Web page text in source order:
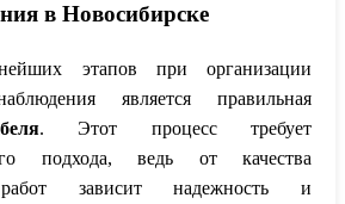
в Новосибирске
этапов при организации
является правильная
. Этот процесс требует
подхода, ведь от качества
зависит надежность и